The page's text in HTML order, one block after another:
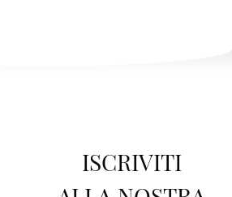
ISCRIVITI